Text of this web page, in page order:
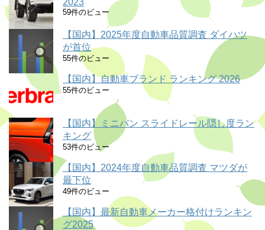
59件のビュー
【国内】2025年度自動車品質調査 ダイハツ
が首位
55件のビュー
【国内】自動車ブランド ランキング 2026
55件のビュー
【国内】ミニバン スライドレール隠し度ラン
キング
53件のビュー
【国内】2024年度自動車品質調査 マツダが
最下位
49件のビュー
【国内】最新自動車メーカー格付けランキン
グ2025